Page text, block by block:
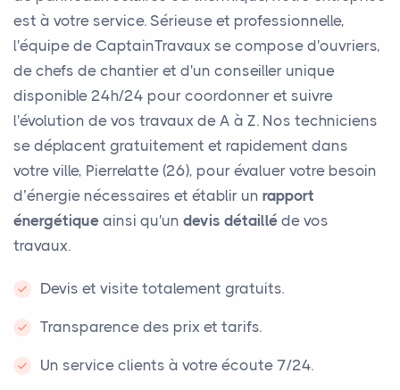
est à votre service. Sérieuse et professionnelle,
l'équipe de CaptainTravaux se compose d'ouvriers,
de chefs de chantier et d'un conseiller unique
disponible 24h/24 pour coordonner et suivre
l'évolution de vos travaux de A à Z. Nos techniciens
se déplacent gratuitement et rapidement dans
votre ville, Pierrelatte (26), pour évaluer votre besoin
d’énergie nécessaires et établir un rapport
énergétique ainsi qu'un devis détaillé de vos
travaux.
Devis et visite totalement gratuits.
Transparence des prix et tarifs.
Un service clients à votre écoute 7/24.